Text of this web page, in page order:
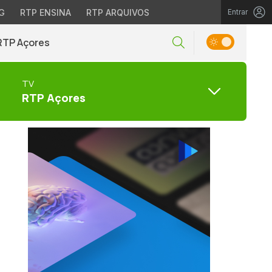
RTP ENSINA RTP ARQUIVOS Entrar
Açores
TV
RTP Açores